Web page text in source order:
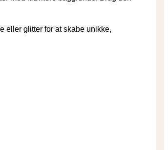
eller glitter for at skabe unikke,